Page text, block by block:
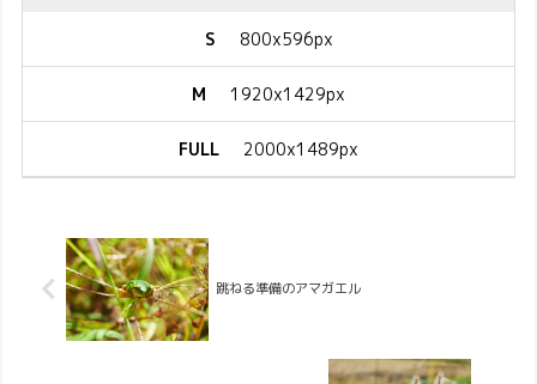
S 800x596px
M 1920x1429px
FULL 2000x1489px
跳ねる準備のアマガエル